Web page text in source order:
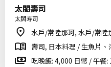
太閤壽司
太閤寿司
水戶/常陸那珂, 水戶/常陸
壽司, 日本料理 / 生魚片、
吃晚飯: 4,000 日幣 / 午餐: